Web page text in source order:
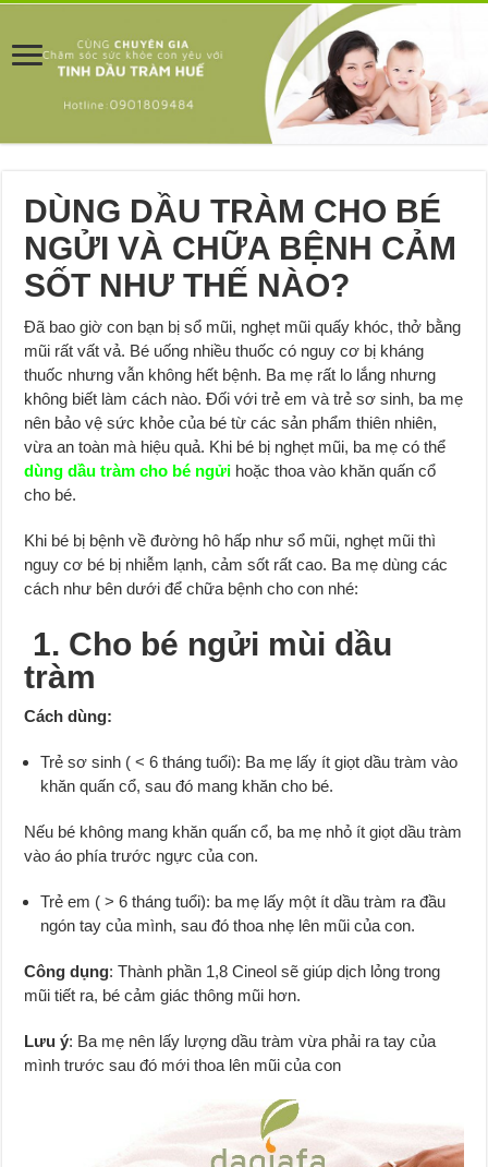
DÙNG DẦU TRÀM CHO BÉ
NGỬI VÀ CHỮA BỆNH CẢM
SỐT NHƯ THẾ NÀO?
Đã bao giờ con bạn bị sổ mũi, nghẹt mũi quấy khóc, thở bằng
mũi rất vất vả. Bé uống nhiều thuốc có nguy cơ bị kháng
thuốc nhưng vẫn không hết bệnh. Ba mẹ rất lo lắng nhưng
không biết làm cách nào. Đối với trẻ em và trẻ sơ sinh, ba mẹ
nên bảo vệ sức khỏe của bé từ các sản phẩm thiên nhiên,
vừa an toàn mà hiệu quả. Khi bé bị nghẹt mũi, ba mẹ có thể
dùng dầu tràm cho bé ngửi hoặc thoa vào khăn quấn cổ
cho bé.
Khi bé bị bệnh về đường hô hấp như sổ mũi, nghẹt mũi thì
nguy cơ bé bị nhiễm lạnh, cảm sốt rất cao. Ba mẹ dùng các
cách như bên dưới để chữa bệnh cho con nhé:
1. Cho bé ngửi mùi dầu
tràm
Cách dùng:
Trẻ sơ sinh ( < 6 tháng tuổi): Ba mẹ lấy ít giọt dầu tràm vào
khăn quấn cổ, sau đó mang khăn cho bé.
Nếu bé không mang khăn quấn cổ, ba mẹ nhỏ ít giọt dầu tràm
vào áo phía trước ngực của con.
Trẻ em ( > 6 tháng tuổi): ba mẹ lấy một ít dầu tràm ra đầu
ngón tay của mình, sau đó thoa nhẹ lên mũi của con.
Công dụng: Thành phần 1,8 Cineol sẽ giúp dịch lỏng trong
mũi tiết ra, bé cảm giác thông mũi hơn.
Lưu ý: Ba mẹ nên lấy lượng dầu tràm vừa phải ra tay của
mình trước sau đó mới thoa lên mũi của con